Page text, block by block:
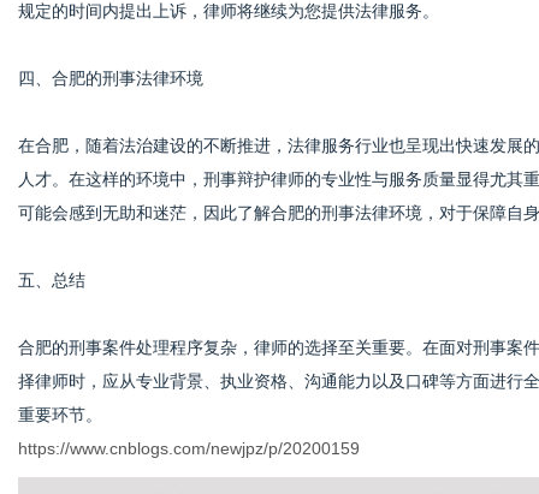
规定的时间内提出上诉，律师将继续为您提供法律服务。
四、合肥的刑事法律环境
在合肥，随着法治建设的不断推进，法律服务行业也呈现出快速发展
人才。在这样的环境中，刑事辩护律师的专业性与服务质量显得尤
可能会感到无助和迷茫，因此了解合肥的刑事法律环境，对于保障自
五、总结
合肥的刑事案件处理程序复杂，律师的选择至关重要。在面对刑事案
择律师时，应从专业背景、执业资格、沟通能力以及口碑等方面进行
重要环节。
https://www.cnblogs.com/newjpz/p/20200159